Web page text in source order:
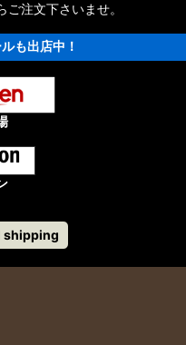
注文下さいませ。
も出店中！
shipping